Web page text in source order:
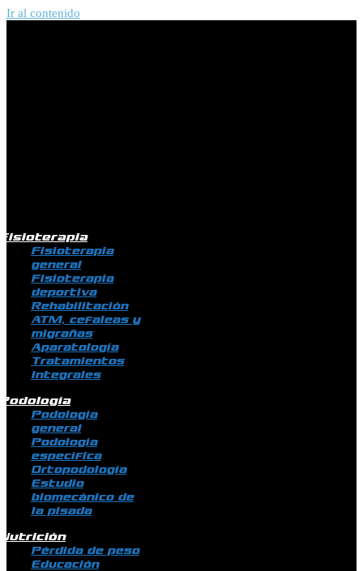
Ir al contenido
Fisioterapia
general
Fisioterapia
deportiva
Rehabilitación
ATM, cefaleas y
migrañas
Aparatología
Tratamientos
integrales
Podología
general
Podología
específica
Ortopodología
Estudio
biomecánico de
la pisada
Pérdida de peso
Educación